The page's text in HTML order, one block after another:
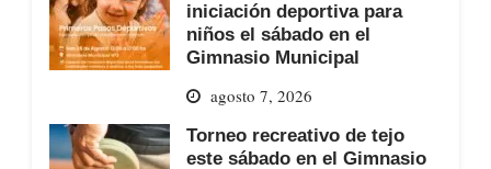
iniciación deportiva para
niños el sábado en el
Gimnasio Municipal
agosto 7, 2026
Torneo recreativo de tejo
este sábado en el Gimnasio